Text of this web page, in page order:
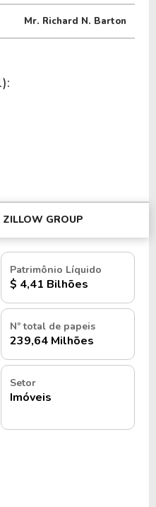
Mr. Richard N. Barton
GROUP
Patrimônio Líquido
$ 4,41 Bilhões
Nº total de papeis
239,64 Milhões
Setor
Imóveis